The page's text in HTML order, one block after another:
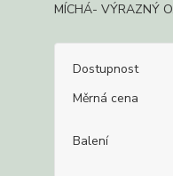
MÍCHÁ- VÝRAZNÝ
Dostupnost
Měrná cena
Balení